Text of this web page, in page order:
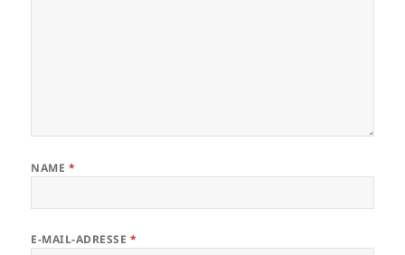
NAME *
E-MAIL-ADRESSE *